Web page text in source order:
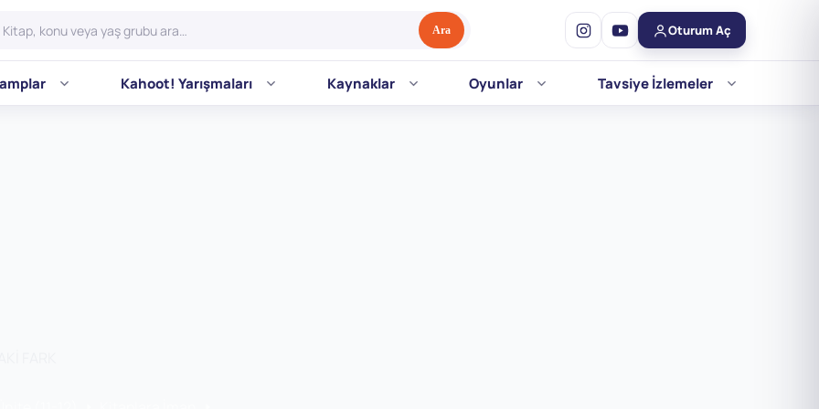
Ara Oturum Aç
Kahoot! Yarışmaları Kaynaklar Oyunlar Tavsiye İzlemeler